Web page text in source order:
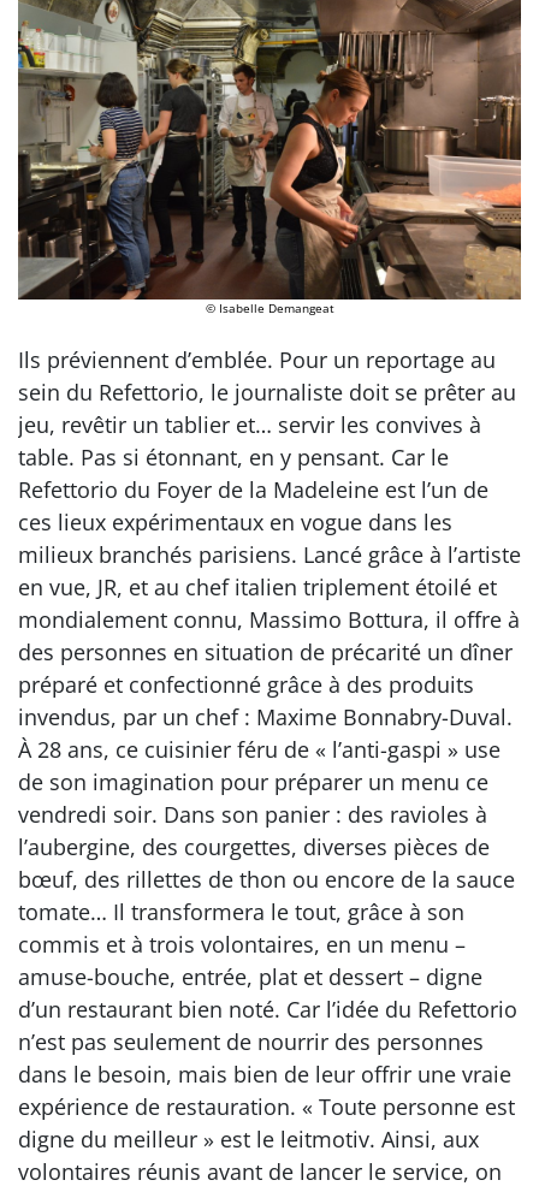
© Isabelle Demangeat
Ils préviennent d’emblée. Pour un reportage au
sein du Refettorio, le journaliste doit se prêter au
jeu, revêtir un tablier et… servir les convives à
table. Pas si étonnant, en y pensant. Car le
Refettorio du Foyer de la Madeleine est l’un de
ces lieux expérimentaux en vogue dans les
milieux branchés parisiens. Lancé grâce à l’artiste
en vue, JR, et au chef italien triplement étoilé et
mondialement connu, Massimo Bottura, il offre à
des personnes en situation de précarité un dîner
préparé et confectionné grâce à des produits
invendus, par un chef : Maxime Bonnabry-Duval.
À 28 ans, ce cuisinier féru de « l’anti-gaspi » use
de son imagination pour préparer un menu ce
vendredi soir. Dans son panier : des ravioles à
l’aubergine, des courgettes, diverses pièces de
bœuf, des rillettes de thon ou encore de la sauce
tomate… Il transformera le tout, grâce à son
commis et à trois volontaires, en un menu –
amuse-bouche, entrée, plat et dessert – digne
d’un restaurant bien noté. Car l’idée du Refettorio
n’est pas seulement de nourrir des personnes
dans le besoin, mais bien de leur offrir une vraie
expérience de restauration. « Toute personne est
digne du meilleur » est le leitmotiv. Ainsi, aux
volontaires réunis avant de lancer le service, on